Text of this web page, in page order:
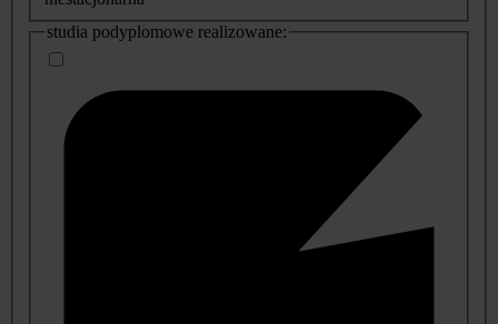
studia podyplomowe realizowane: